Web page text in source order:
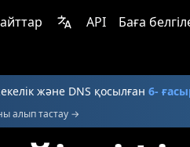
API Баға
және DNS қосылған 6-
алып тастау →